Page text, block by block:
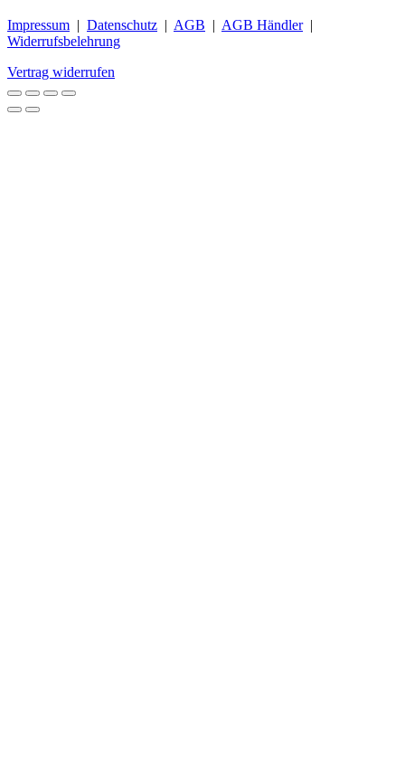
Impressum | Datenschutz | AGB | AGB Händler|
Widerrufsbelehrung
Vertrag widerrufen